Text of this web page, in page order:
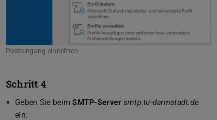
Posteingang einrichten
Schritt 4
Geben Sie beimSMTP-Server smtp.tu-darmstadt.de
ein.